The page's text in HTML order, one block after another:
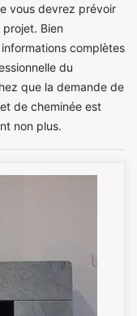
vous devrez prévoir
projet. Bien
complètes
du
que la demande de
de cheminée est
non plus.